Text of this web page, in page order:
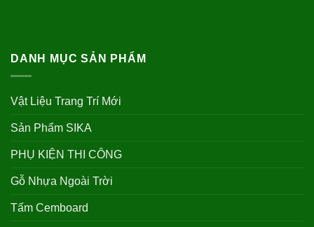
DANH MỤC SẢN PHẨM
Vật Liệu Trang Trí Mới
Sản Phẩm SIKA
PHỤ KIỆN THI CÔNG
Gỗ Nhựa Ngoài Trời
Tấm Cemboard